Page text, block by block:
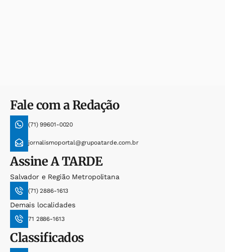
Fale com a Redação
(71) 99601-0020
jornalismoportal@grupoatarde.com.br
AssineA TARDE
Salvador e Região Metropolitana
(71) 2886-1613
Demais localidades
71 2886-1613
Classificados